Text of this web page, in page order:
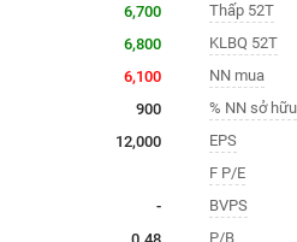
6,700
6,800
6,100
900
12,000
-
0.48
Thấp 52T
KLBQ 52T
NN mua
% NN sở hữu
EPS
F P/E
BVPS
P/B